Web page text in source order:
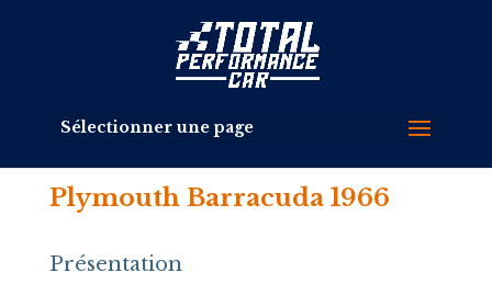
Sélectionner une page
Plymouth Barracuda 1966
Présentation